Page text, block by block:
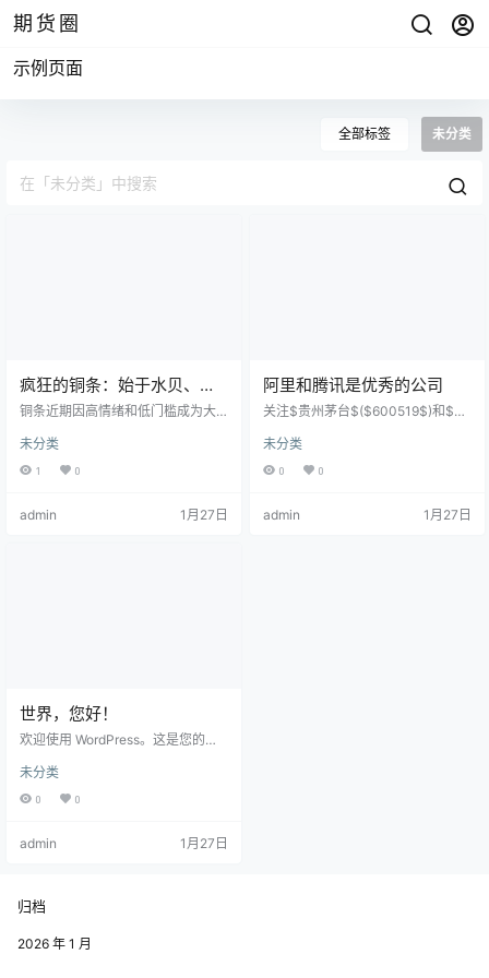
期货圈
示例页面
全部标签 未分类
疯狂的铜条：始于水贝、终
于废品站
铜条近期因高情绪和低门槛成为大
铜价本质由全球工业供需决定，而
市场上标价数百元的铜条实际成本
常面临卖出困难、回收价低等现实
未分类
1 0
admin 1月27日
阿里和腾讯是优秀的公司
关注$贵州茅台$($600519$)和$宁
未分类
0 0
admin 1月27日
世界，您好！
欢迎使用 WordPress。这是您的第
始写作吧！
未分类
0 0
admin 1月27日
归档
2026 年 1 月